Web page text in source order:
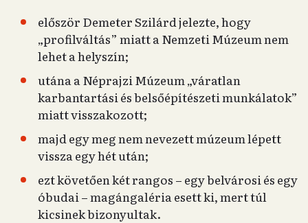
először Demeter Szilárd jelezte, hogy
„profilváltás” miatt a Nemzeti Múzeum nem
lehet a helyszín;
utána a Néprajzi Múzeum „váratlan
karbantartási és belsőépítészeti munkálatok”
miatt visszakozott;
majd egy meg nem nevezett múzeum lépett
vissza egy hét után;
ezt követően két rangos – egy belvárosi és egy
óbudai – magángaléria esett ki, mert túl
kicsinek bizonyultak.